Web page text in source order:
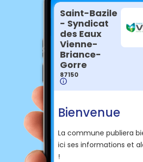
Saint-Bazile
- Syndicat
des Eaux
Vienne-
Briance-
Gorre
87150
Bienvenue
La commune publiera
ici ses informations et
!